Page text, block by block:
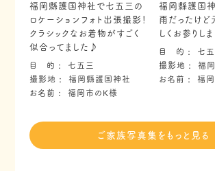
福岡縣護国神社で七五三の
ロケーションフォト出張撮影！
クラシックなお着物がすごく
似合ってました♪
目 的
七五三
撮影地
福岡縣護国神社
お名前
福岡市のK様
福岡縣護国神
雨だったけ
しくお参りしま
目 的
七
撮影地
福
お名前
福
ご家族写真集をもっと見る